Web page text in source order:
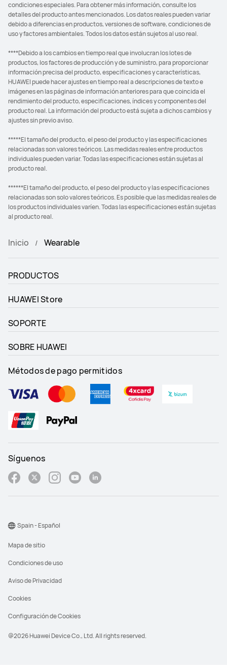
condiciones especiales. Para obtener más información, consulte los
detalles del producto antes mencionados. Los datos reales pueden variar
debido a diferencias en productos, versiones de software, condiciones de
uso y factores ambientales. Todos los datos están sujetos al uso real.
****Debido a los cambios en tiempo real que involucran los lotes de
productos, los factores de producción y de suministro, para proporcionar
información precisa del producto, especificaciones y características,
HUAWEI puede hacer ajustes en tiempo real a descripciones de texto e
imágenes en las páginas de información anteriores para que coincida el
rendimiento del producto, especificaciones, índices y componentes del
producto real. La información del producto está sujeta a dichos cambios y
ajustes sin previo aviso.
*****El tamaño del producto, el peso del producto y las especificaciones
relacionadas son valores teóricos. Las medidas reales entre productos
individuales pueden variar. Todas las especificaciones están sujetas al
producto real.
******El tamaño del producto, el peso del producto y las especificaciones
relacionadas son solo valores teóricos. Es posible que las medidas reales de
los productos individuales varíen. Todas las especificaciones están sujetas
al producto real.
Inicio Wearable
PRODUCTOS
HUAWEI Store
SOPORTE
SOBRE HUAWEI
Métodos de pago permitidos
Síguenos
@2026 Huawei Device Co., Ltd. All rights reserved.
Mapa de sitio
Condiciones de uso
Aviso de Privacidad
Cookies
Configuración de Cookies
Spain - Español